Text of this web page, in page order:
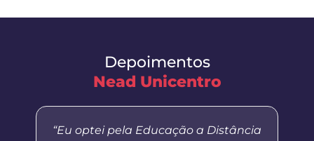
Depoimentos
Nead Unicentro
“Eu optei pela Educação a Distância